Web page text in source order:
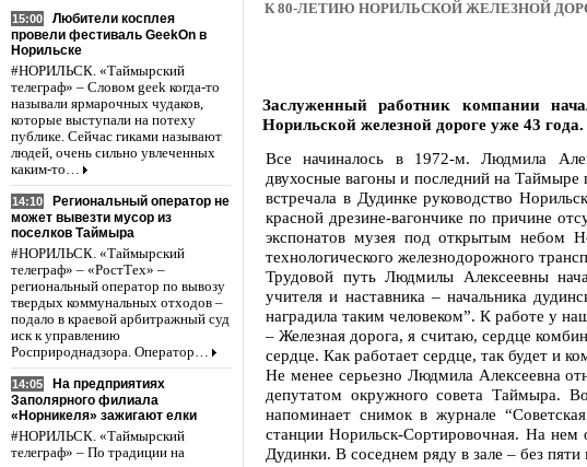
15:00
Любители косплея
провели фестиваль GeekOn в
Норильске
#НОРИЛЬСК. «Таймырский
телеграф» – Словом geek когда-то
называли ярмарочных чудаков,
которые выступали на потеху
публике. Сейчас гиками называют
людей, очень сильно увлеченных
каким-то…
14:10
Региональный оператор не
может вывезти мусор из
поселков Таймыра
#НОРИЛЬСК. «Таймырский
телеграф» – «РостТех» –
региональный оператор по вывозу
твердых коммунальных отходов –
подало в краевой арбитражный суд
иск к управлению
Росприроднадзора. Оператор…
14:05
На предприятиях
Заполярного филиала
«Норникеля» зажигают елки
#НОРИЛЬСК. «Таймырский
телеграф» – По традиции на
К 80-ЛЕТИЮ НОРИЛЬСКОЙ ЖЕЛЕЗНОЙ
Заслуженный работник компании
Норильской железной дороге уже 43 года.
Все начиналось в 1972-м. Людмила
двухосные вагоны и последний на Таймыре
встречала в Дудинке руководство
красной дрезине-вагончике по причине
экспонатов музея под открытым небом
технологического железнодорожного
Трудовой путь Людмилы Алексеевны
учителя и наставника – начальника
наградила таким человеком”. К работе у
– Железная дорога, я считаю, сердце
сердце. Как работает сердце, так будет и
Не менее серьезно Людмила Алексеевна
депутатом окружного совета Таймыра.
напоминает снимок в журнале
станции Норильск-Сортировочная. На нем
Дудинки. В соседнем ряду в зале – без